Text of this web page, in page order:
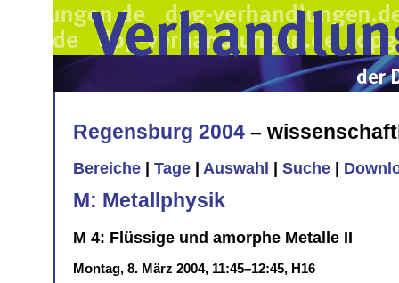
Regensburg 2004 –
Bereiche Tage Auswahl Suche
M: Metallphysik
M 4: Flüssige und amorphe Metalle II
Montag, 8. März 2004, 11:45–12:45, H16